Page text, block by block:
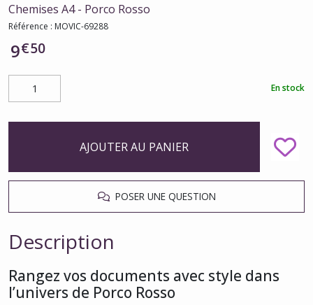
Chemises A4 - Porco Rosso
Référence : MOVIC-69288
9€50
En stock
AJOUTER AU PANIER
POSER UNE QUESTION
Description
Rangez vos documents avec style dans
l’univers de Porco Rosso